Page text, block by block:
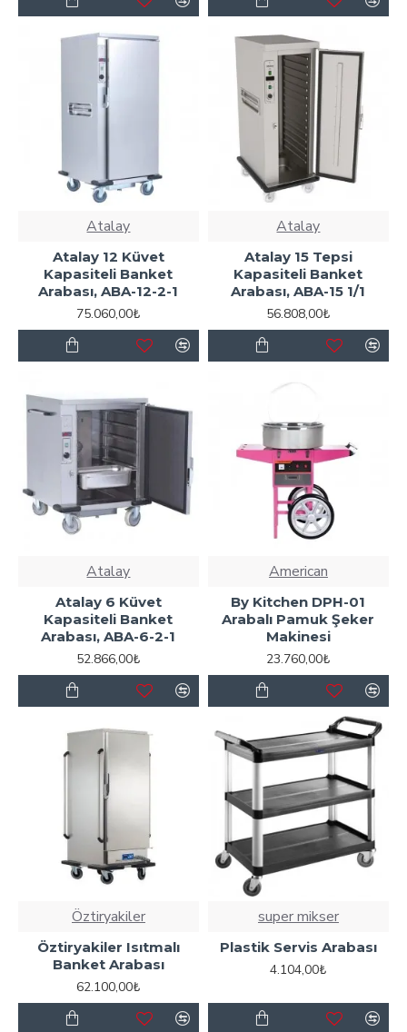
Atalay
Atalay 12 Küvet
Kapasiteli Banket
Arabası, ABA-12-2-1
75.060,00₺
Atalay
Atalay 15 Tepsi
Kapasiteli Banket
Arabası, ABA-15 1/1
56.808,00₺
Atalay
Atalay 6 Küvet
Kapasiteli Banket
Arabası, ABA-6-2-1
52.866,00₺
American
By Kitchen DPH-01
Arabalı Pamuk Şeker
Makinesi
23.760,00₺
Öztiryakiler
Öztiryakiler Isıtmalı
Banket Arabası
62.100,00₺
super mikser
Plastik Servis Arabası
4.104,00₺